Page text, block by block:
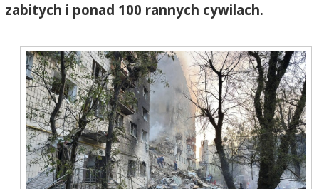
zabitych i ponad 100 rannych cywilach.